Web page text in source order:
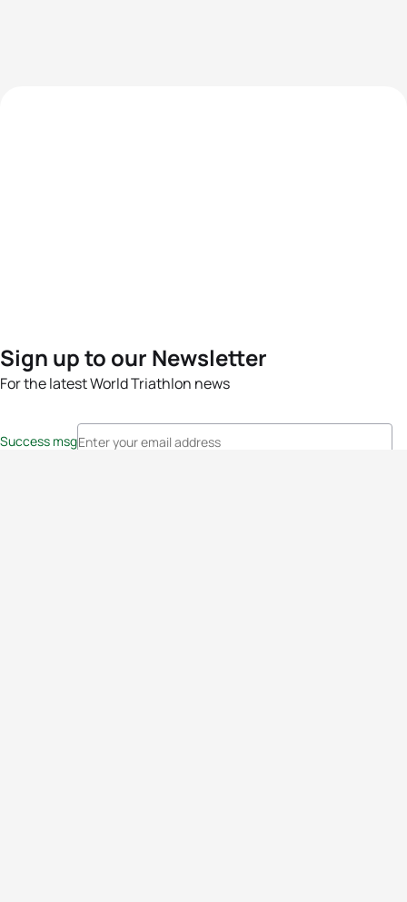
Sign up to our Newsletter
For the latest World Triathlon news
Success msg